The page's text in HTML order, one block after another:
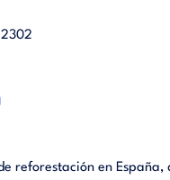
reforestación en España,